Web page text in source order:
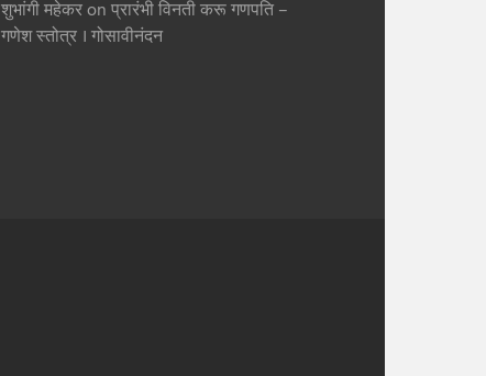
शुभांगी महेकरon प्रारंभी विनती करू गणपति –
गणेश स्तोत्र । गोसावीनंदन